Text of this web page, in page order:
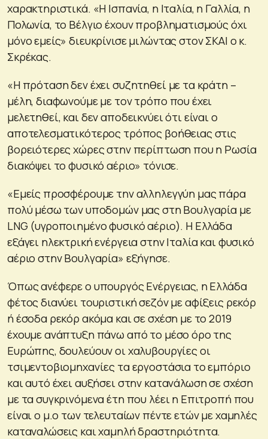
χαρακτηριστικά. «Η Ισπανία, η Ιταλία, η Γαλλία, η
Πολωνία, το Βέλγιο έχουν προβληματισμούς όχι
μόνο εμείς» διευκρίνισε μιλώντας στον ΣΚΑΙ ο κ.
Σκρέκας.
«Η πρόταση δεν έχει συζητηθεί με τα κράτη –
μέλη, διαφωνούμε με τον τρόπο που έχει
μελετηθεί, και δεν αποδεικνύει ότι είναι ο
αποτελεσματικότερος τρόπος βοήθειας στις
βορειότερες χώρες στην περίπτωση που η Ρωσία
διακόψει το φυσικό αέριο» τόνισε.
«Εμείς προσφέρουμε την αλληλεγγύη μας πάρα
πολύ μέσω των υποδομών μας στη Βουλγαρία με
LNG (υγροποιημένο φυσικό αέριο). Η Ελλάδα
εξάγει ηλεκτρική ενέργεια στην Ιταλία και φυσικό
αέριο στην Βουλγαρία» εξήγησε.
Όπως ανέφερε ο υπουργός Ενέργειας, η Ελλάδα
φέτος διανύει τουριστική σεζόν με αφίξεις ρεκόρ
ή έσοδα ρεκόρ ακόμα και σε σχέση με το 2019
έχουμε ανάπτυξη πάνω από το μέσο όρο της
Ευρώπης, δουλεύουν οι χαλυβουργίες οι
τσιμεντοβιομηχανίες τα εργοστάσια το εμπόριο
και αυτό έχει αυξήσει στην κατανάλωση σε σχέση
με τα συγκρινόμενα έτη που λέει η Επιτροπή που
είναι ο μ.ο των τελευταίων πέντε ετών με χαμηλές
καταναλώσεις και χαμηλή δραστηριότητα.